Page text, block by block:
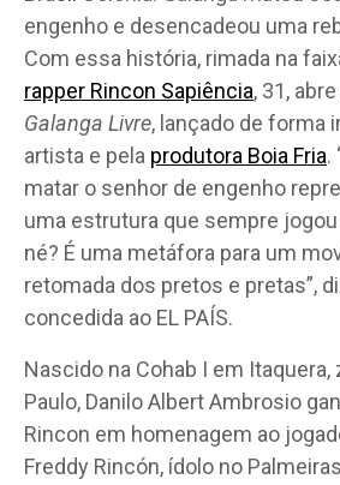
engenho e desencadeou uma
Com essa história, rimada na
rapper Rincon Sapiência, 31,
Galanga Livre, lançado de forma
artista e pela produtora Boia Fria.
matar o senhor de engenho
uma estrutura que sempre
né? É uma metáfora para um
retomada dos pretos e pretas”,
concedida ao EL PAÍS.
Nascido na Cohab I em Itaquera,
Paulo, Danilo Albert Ambrosio
Rincon em homenagem ao
Freddy Rincón, ídolo no